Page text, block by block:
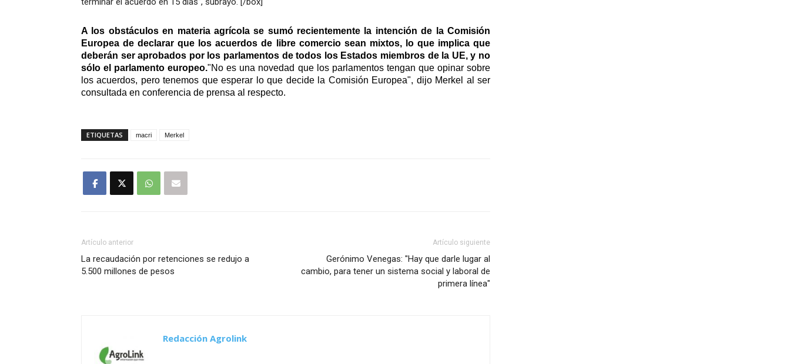
A los obstáculos en materia agrícola se sumó recientemente la intención de la Comisión
Europea de declarar que los acuerdos de libre comercio sean mixtos, lo que implica que
deberán ser aprobados por los parlamentos de todos los Estados miembros de la UE, y no
sólo el parlamento europeo."No es una novedad que los parlamentos tengan que opinar sobre
los acuerdos, pero tenemos que esperar lo que decide la Comisión Europea", dijo Merkel al ser
consultada en conferencia de prensa al respecto.
ETIQUETAS macri Merkel
Artículo anterior
La recaudación por retenciones se redujo a
5.500 millones de pesos
Artículo siguiente
Gerónimo Venegas: "Hay que darle lugar al
cambio, para tener un sistema social y laboral de
primera línea"
Redacción Agrolink